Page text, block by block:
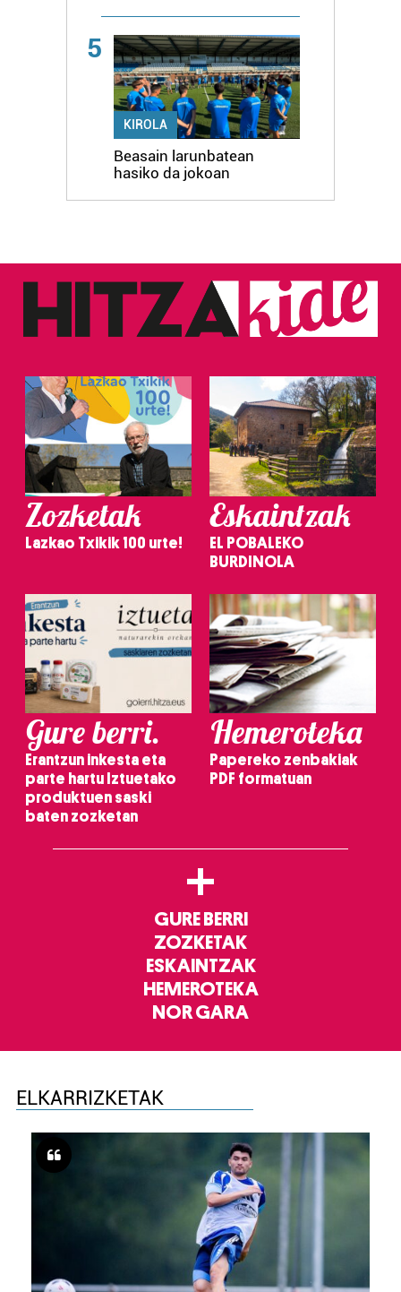
5
KIROLA
Beasain larunbatean
hasiko da jokoan
Zozketak
Lazkao Txikik 100 urte!
Eskaintzak
EL POBALEKO
BURDINOLA
Gure berri.
Erantzun inkesta eta
parte hartu Iztuetako
produktuen saski
baten zozketan
Hemeroteka
Papereko zenbakiak
PDF formatuan
+
GURE BERRI
ZOZKETAK
ESKAINTZAK
HEMEROTEKA
NOR GARA
ELKARRIZKETAK